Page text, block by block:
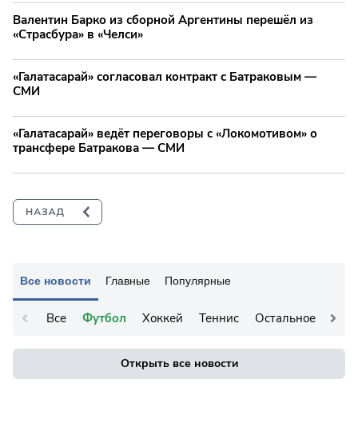
Все новости Главные Популярные
Все Футбол Хоккей Теннис Остальное
Открыть все новости
Валентин Барко из сборной Аргентины перешёл из
«Страсбура» в «Челси»
«Галатасарай» согласовал контракт с Батраковым —
СМИ
«Галатасарай» ведёт переговоры с «Локомотивом» о
трансфере Батракова — СМИ